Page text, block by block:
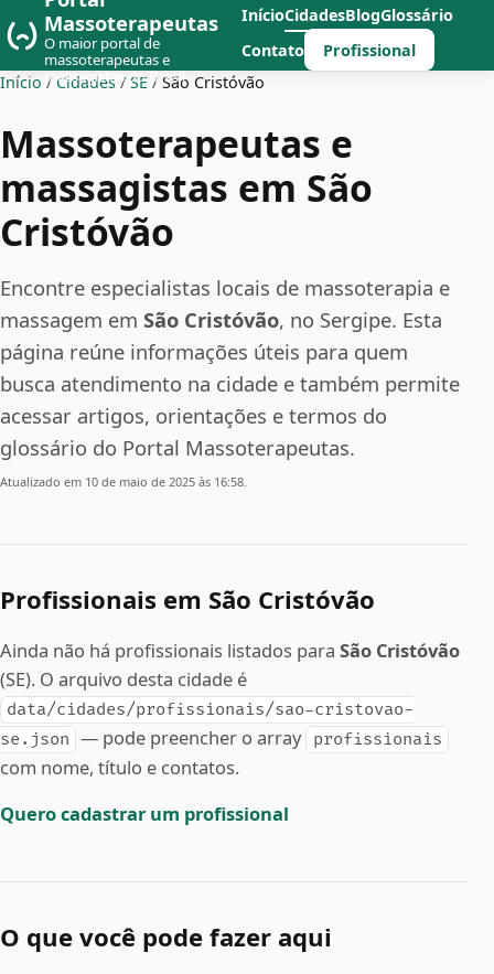
Massoterapeutas
O maior portal de
massoterapeutas e
massagistas do Brasil
InícioCidadesBlogGlossário
Contato
Profissional
Início / Cidades / SE / São Cristóvão
Massoterapeutas e
massagistas em São
Cristóvão
Encontre especialistas locais de massoterapia e
massagem em São Cristóvão, no Sergipe. Esta
página reúne informações úteis para quem
busca atendimento na cidade e também permite
acessar artigos, orientações e termos do
glossário do Portal Massoterapeutas.
Atualizado em 10 de maio de 2025 às 16:58.
Profissionais em São Cristóvão
Ainda não há profissionais listados para São Cristóvão
(SE). O arquivo desta cidade é
data/cidades/profissionais/sao-cristovao-
se.json — pode preencher o array profissionais
com nome, título e contatos.
Quero cadastrar um profissional
O que você pode fazer aqui